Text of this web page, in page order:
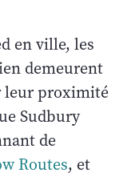
en ville, les
demeurent
leur proximité
Sudbury
de
Routes, et